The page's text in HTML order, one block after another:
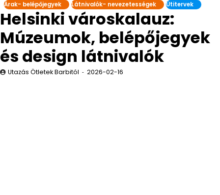
Árak- belépőjegyek Látnivalók- nevezetességek Útitervek
Helsinki városkalauz:
Múzeumok, belépőjegyek
és design látnivalók
Utazás Ötletek Barbitól 2026-02-16